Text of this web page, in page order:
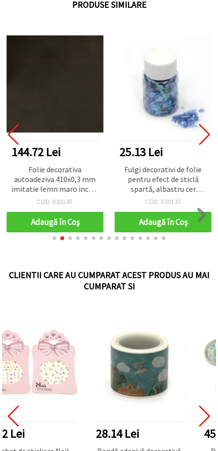
PRODUSE SIMILARE
144.72 Lei
Folie decorativa
autoadeziva 410x0,3 mm
imitatie lemn maro inchis
-3 metri
COD: 830145
Adaugă în Coş
25.13 Lei
Fulgi decorativi de folie
pentru efect de sticlă
spartă, albastru cer
întunecat irizat
(Rainbow), 15 ml (~3 g)
COD: 830135
Adaugă în Coş
CLIENTII CARE AU CUMPARAT ACEST PRODUS AU MAI
CUMPARAT SI
28.14 Lei 45.23 Lei